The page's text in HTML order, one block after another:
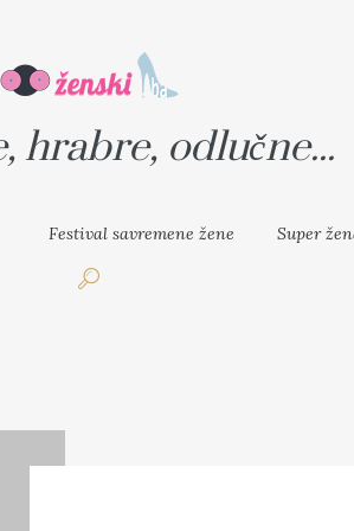
SUPER ŽENA
hrabre, odlučne...
Festival savremene žene Super